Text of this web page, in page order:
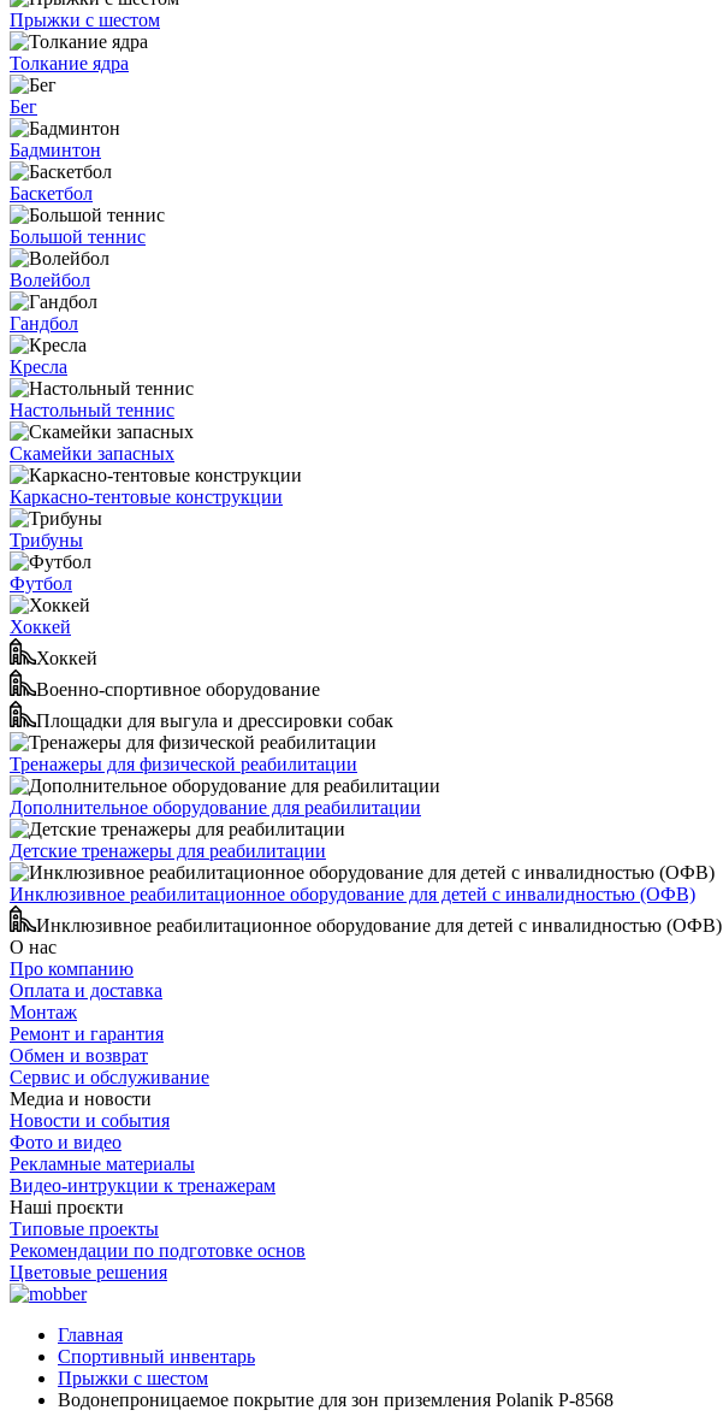
Прыжки с шестом
Толкание ядра
Бег
Бадминтон
Баскетбол
Большой теннис
Волейбол
Гандбол
Кресла
Настольный теннис
Скамейки запасных
Каркасно-тентовые конструкции
Трибуны
Футбол
Хоккей
Хоккей
Военно-спортивное оборудование
Площадки для выгула и дрессировки собак
Тренажеры для физической реабилитации
Дополнительное оборудование для реабилитации
Детские тренажеры для реабилитации
Инклюзивное реабилитационное оборудование для детей с инвалидностью (ОФВ)
Инклюзивное реабилитационное оборудование для детей с инвалидностью (ОФВ)
О нас
Про компанию
Оплата и доставка
Монтаж
Ремонт и гарантия
Обмен и возврат
Сервис и обслуживание
Медиа и новости
Новости и события
Фото и видео
Рекламные материалы
Видео-интрукции к тренажерам
Наші проєкти
Типовые проекты
Рекомендации по подготовке основ
Цветовые решения
Главная
Спортивный инвентарь
Прыжки с шестом
Водонепроницаемое покрытие для зон приземления Polanik P-8568